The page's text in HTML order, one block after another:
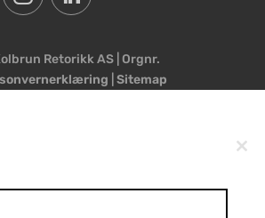
Retorikk AS | Orgnr.
Sitemap